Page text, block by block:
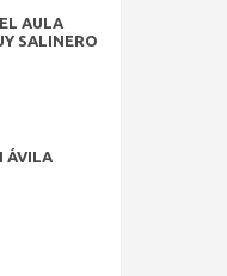
AULA
SALINERO
ÁVILA